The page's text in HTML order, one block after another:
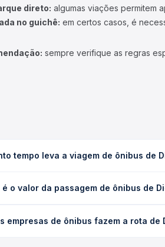
direto: algumas viações permitem
no guichê: em certos casos, é
sempre verifique as regras
tempo leva a viagem de ônibus de
e as condições de tráfego. Na Quero
é o valor da passagem de ônibus de
e a antecedência da compra. Na
empresas de ônibus fazem a rota